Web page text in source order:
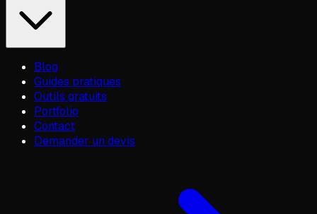
Blog
Guides pratiques
Outils gratuits
Portfolio
Contact
Demander un devis